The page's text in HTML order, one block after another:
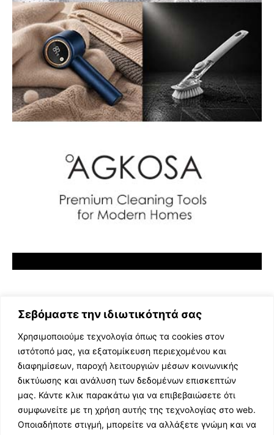
Σεβόμαστε την ιδιωτικότητά σας
Χρησιμοποιούμε τεχνολογία όπως τα cookies στον
ιστότοπό μας, για εξατομίκευση περιεχομένου και
διαφημίσεων, παροχή λειτουργιών μέσων κοινωνικής
δικτύωσης και ανάλυση των δεδομένων επισκεπτών
μας. Κάντε κλικ παρακάτω για να επιβεβαιώσετε ότι
συμφωνείτε με τη χρήση αυτής της τεχνολογίας στο web.
Οποιαδήποτε στιγμή, μπορείτε να αλλάξετε γνώμη και να
ΕΛΛΗΝΙΚΗ ΜΟΥΣΙΚΗ
TV SHOWS
EVENTS
ΘΕΑΤΡΟ